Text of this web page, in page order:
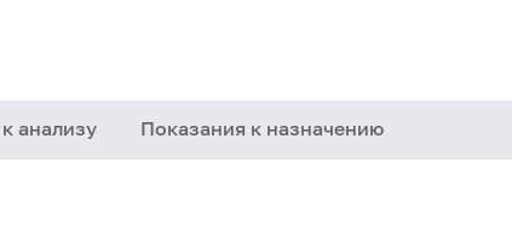
анализу Показания к назначению